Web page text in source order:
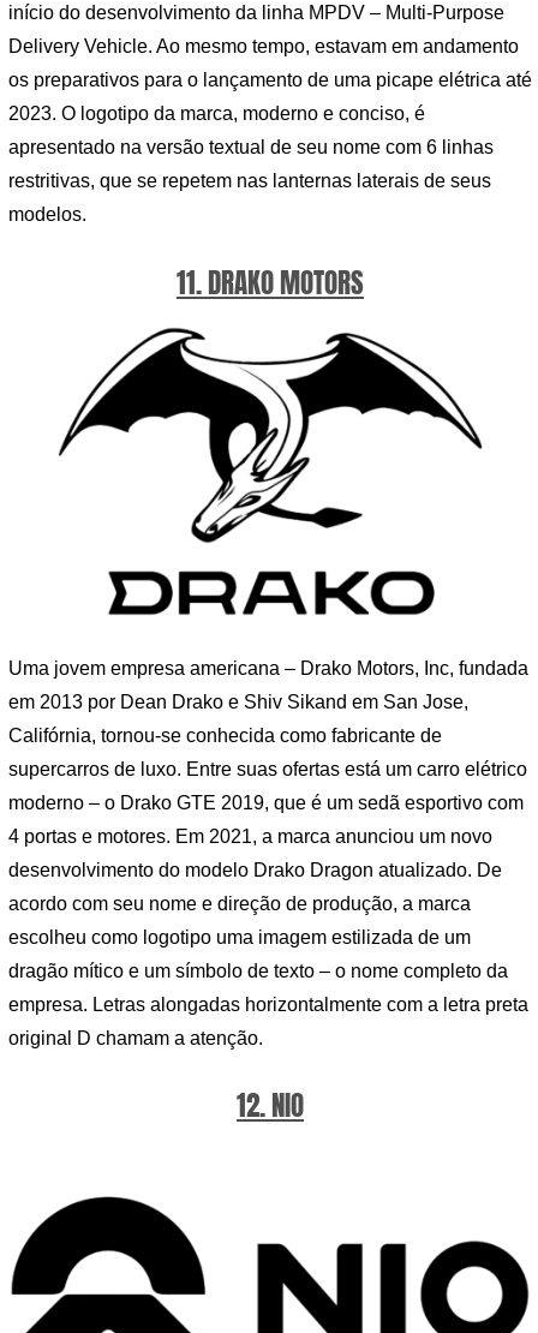
início do desenvolvimento da linha MPDV – Multi-Purpose
Delivery Vehicle. Ao mesmo tempo, estavam em andamento
os preparativos para o lançamento de uma picape elétrica até
2023. O logotipo da marca, moderno e conciso, é
apresentado na versão textual de seu nome com 6 linhas
restritivas, que se repetem nas lanternas laterais de seus
modelos.
11. DRAKO MOTORS
Uma jovem empresa americana – Drako Motors, Inc, fundada
em 2013 por Dean Drako e Shiv Sikand em San Jose,
Califórnia, tornou-se conhecida como fabricante de
supercarros de luxo. Entre suas ofertas está um carro elétrico
moderno – o Drako GTE 2019, que é um sedã esportivo com
4 portas e motores. Em 2021, a marca anunciou um novo
desenvolvimento do modelo Drako Dragon atualizado. De
acordo com seu nome e direção de produção, a marca
escolheu como logotipo uma imagem estilizada de um
dragão mítico e um símbolo de texto – o nome completo da
empresa. Letras alongadas horizontalmente com a letra preta
original D chamam a atenção.
12. NIO